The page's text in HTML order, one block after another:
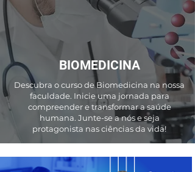
BIOMEDICINA
Descubra o curso de Biomedicina na nossa
faculdade. Inicie uma jornada para
compreender e transformar a saúde
humana. Junte-se a nós e seja
protagonista nas ciências da vida!